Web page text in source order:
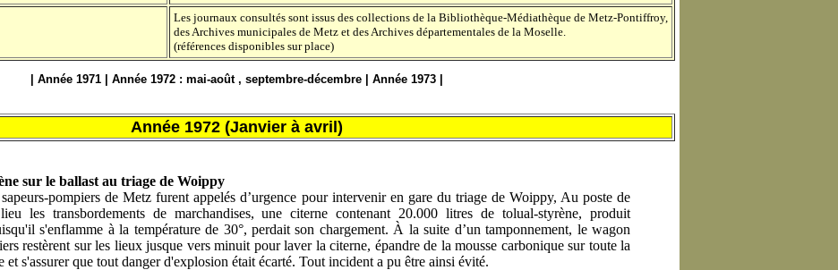
Les journaux consultés sont issus des collections de la Bibliothèque-Médiathèque de Metz-Pontiffroy,
des Archives municipales de Metz et des Archives départementales de la Moselle.
(références disponibles sur place)
Année 1971| Année 1972 : mai-août, septembre-décembre| Année 1973|
Année 1972 (Janvier à avril)
sur le ballast au triage de Woippy
pompiers de Metz furent appelés d’urgence pour intervenir en gare du triage de Woippy, Au poste de
les transbordements de marchandises, une citerne contenant 20.000 litres de tolual-styrène, produit
s'enflamme à la température de 30°, perdait son chargement. À la suite d’un tamponnement, le wagon
restèrent sur les lieux jusque vers minuit pour laver la citerne, épandre de la mousse carbonique sur toute la
s'assurer que tout danger d'explosion était écarté. Tout incident a pu être ainsi évité.